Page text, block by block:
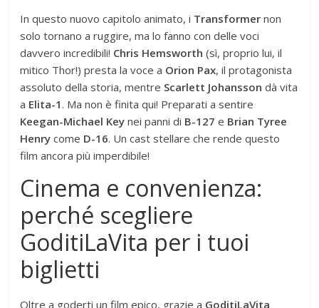
In questo nuovo capitolo animato, i Transformer non
solo tornano a ruggire, ma lo fanno con delle voci
davvero incredibili! Chris Hemsworth (sì, proprio lui, il
mitico Thor!) presta la voce a Orion Pax, il protagonista
assoluto della storia, mentre Scarlett Johansson dà vita
a Elita-1. Ma non è finita qui! Preparati a sentire
Keegan-Michael Key nei panni di B-127 e Brian Tyree
Henry come D-16. Un cast stellare che rende questo
film ancora più imperdibile!
Cinema e convenienza:
perché scegliere
GoditiLaVita per i tuoi
biglietti
Oltre a goderti un film epico, grazie a GoditiLaVita